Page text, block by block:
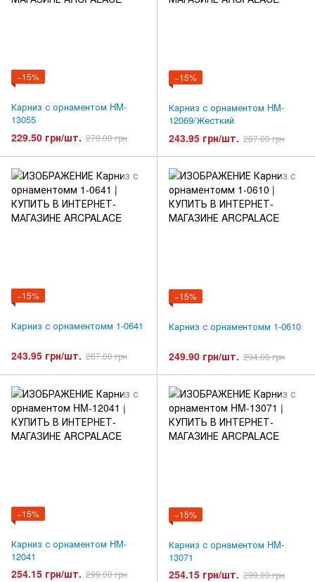
−15%
Карниз с орнаментом HM-
13055
229.50 грн/шт. 270.00 грн
−15%
Карниз с орнаментом HM-
12069/Жесткий
243.95 грн/шт. 287.00 грн
−15%
Карниз с орнаментомм 1-0641
243.95 грн/шт. 287.00 грн
−15%
Карниз с орнаментомм 1-0610
249.90 грн/шт. 294.00 грн
−15%
Карниз с орнаментом HM-
12041
254.15 грн/шт. 299.00 грн
−15%
Карниз с орнаментом HM-
13071
254.15 грн/шт. 299.00 грн